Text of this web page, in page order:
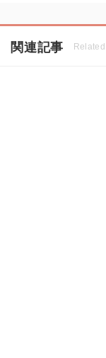
関連記事